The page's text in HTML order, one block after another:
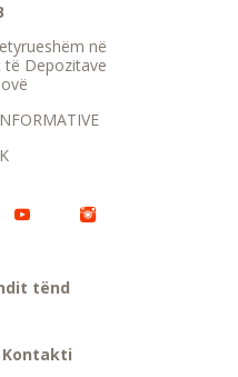
në
të Depozitave
tënd
Kontakti